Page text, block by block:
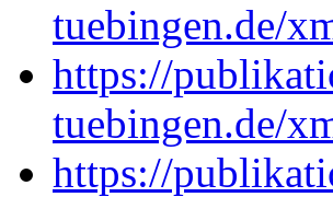
tuebingen.de/
https://
tuebingen.de/
https://